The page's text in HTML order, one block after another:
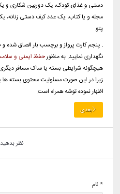
دستی و غذای کودک، یک دوربین شکاری و
مجله و یا کتاب، یک عدد کیف دستی زنانه،
پتو.
. پنجم کارت پرواز و برچسب بار الصاق شده و
نگهداری نمایید. به منظورحفظ ایمنی و
هیچگونه شرایطی بسته یا ساک مسافر دیگری
زیرا در این صورت مسئولیت محتوی بسته
اظهار نموده توشه همراه است.
بعدی
نظر بدهید
* نام